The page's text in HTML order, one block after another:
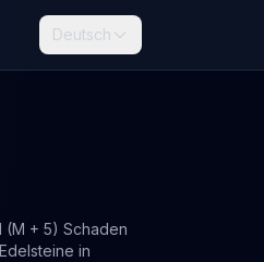
Deutsch
(M + 5) Schaden
in